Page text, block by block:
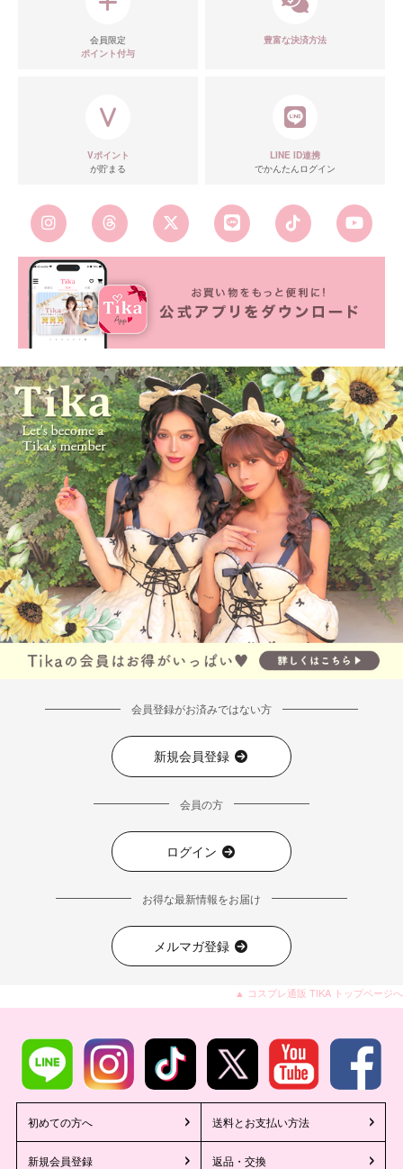
会員限定
ポイント付与
豊富な決済方法
Vポイント
が貯まる
LINE ID連携
でかんたんログイン
会員登録がお済みではない方
新規会員登録
会員の方
ログイン
お得な最新情報をお届け
メルマガ登録
▲ コスプレ通販 TIKA トップページへ
初めての方へ 送料とお支払い方法
新規会員登録 返品・交換